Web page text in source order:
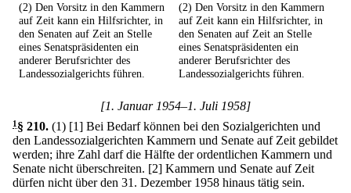
(2) Den Vorsitz in den Kammern
auf Zeit kann ein Hilfsrichter, in
den Senaten auf Zeit an Stelle
eines Senatspräsidenten ein
anderer Berufsrichter des
Landessozialgerichts führen.
(2) Den Vorsitz in den Kammern
auf Zeit kann ein Hilfsrichter, in
den Senaten auf Zeit an Stelle
eines Senatspräsidenten ein
anderer Berufsrichter des
Landessozialgerichts führen.
[1. Januar 1954–1. Juli 1958]
1§ 210. (1) [1] Bei Bedarf können bei den Sozialgerichten und
den Landessozialgerichten Kammern und Senate auf Zeit gebildet
werden; ihre Zahl darf die Hälfte der ordentlichen Kammern und
Senate nicht überschreiten. [2] Kammern und Senate auf Zeit
dürfen nicht über den 31. Dezember 1958 hinaus tätig sein.